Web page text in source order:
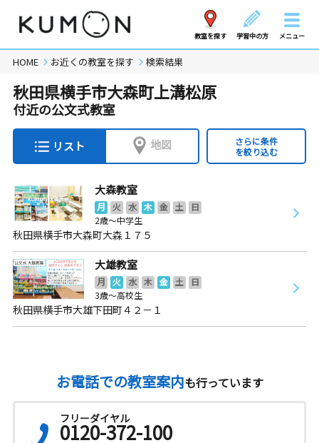
教室を探す 学習中の方 メニュー
HOME お近くの教室を探す 検索結果
秋田県横手市大森町上溝松原
付近の公文式教室
リスト 地図
さらに条件
を絞り込む
大森教室
月 火 水 木 金 土
日
2歳～中学生
秋田県横手市大森町大森１７５
大雄教室
月 火 水 木 金 土
日
3歳～高校生
秋田県横手市大雄下田町４２－１
お電話での教室案内も行っています
フリーダイヤル
0120-372-100